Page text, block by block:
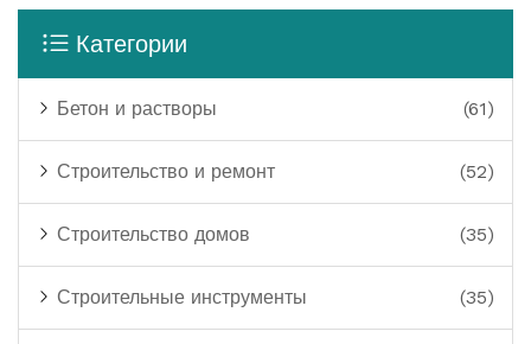
Категории
Бетон и растворы (61)
Строительство и ремонт (52)
Строительство домов (35)
Строительные инструменты (35)